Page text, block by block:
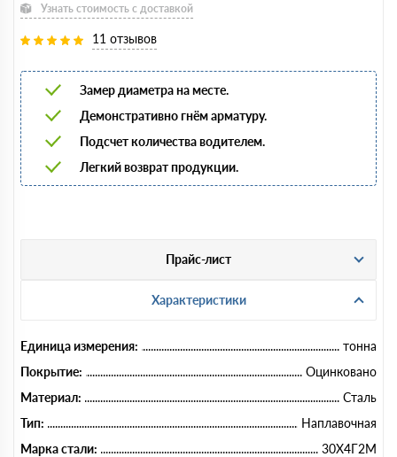
Узнать стоимость с доставкой
11 отзывов
Замер диаметра на месте.
Демонстративно гнём арматуру.
Подсчет количества водителем.
Легкий возврат продукции.
Прайс-лист
Характеристики
Единица измерения:
тонна
Покрытие:
Оцинковано
Материал:
Сталь
Тип:
Наплавочная
Марка стали:
30Х4Г2М